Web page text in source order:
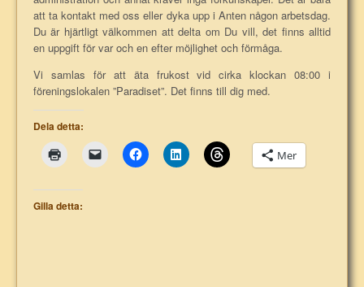
att ta kontakt med oss eller dyka upp i Anten någon arbetsdag.
Du är hjärtligt välkommen att delta om Du vill, det finns alltid
en uppgift för var och en efter möjlighet och förmåga.
Vi samlas för att äta frukost vid cirka klockan 08:00 i
föreningslokalen ”Paradiset”. Det finns till dig med.
Dela detta:
Mer
Gilla detta: